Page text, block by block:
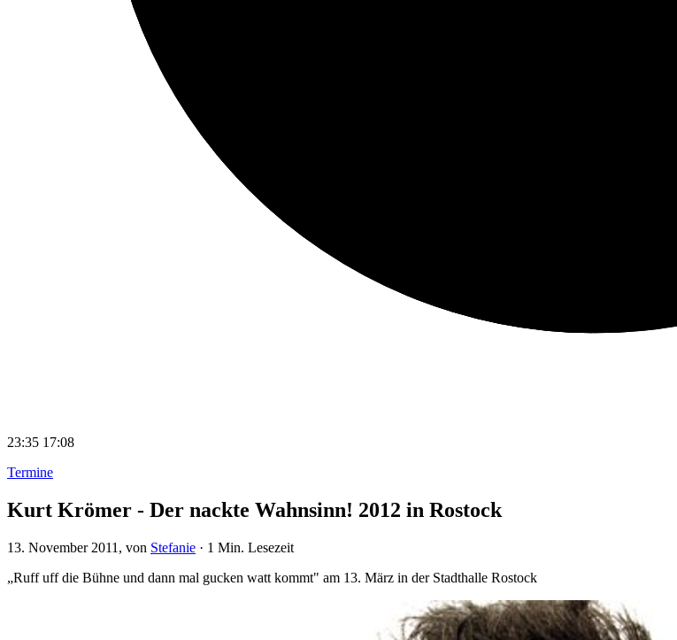
23:35 17:08
Termine
Kurt Krömer - Der nackte Wahnsinn! 2012 in Rostock
13. November 2011 , von Stefanie · 1 Min. Lesezeit
„Ruff uff die Bühne und dann mal gucken watt kommt" am 13. März in der Stadthalle Rostock